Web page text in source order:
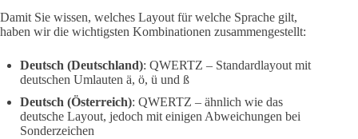
Damit Sie wissen, welches Layout für welche Sprache gilt,
haben wir die wichtigsten Kombinationen zusammengestellt:
Deutsch (Deutschland): QWERTZ – Standardlayout mit
deutschen Umlauten ä, ö, ü und ß
Deutsch (Österreich): QWERTZ – ähnlich wie das
deutsche Layout, jedoch mit einigen Abweichungen bei
Sonderzeichen